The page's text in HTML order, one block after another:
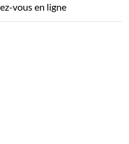
vous en ligne